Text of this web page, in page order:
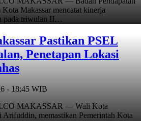
Kota Makassar mencatat kinerja
pada triwulan II…
Pastikan PSEL
Penetapan Lokasi
- 18:45 WIB
MAKASSAR — Wali Kota
Arifuddin, memastikan Pemerintah Kota